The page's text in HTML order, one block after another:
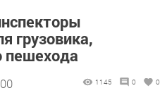
грузовика,
пешехода
1145 0 0